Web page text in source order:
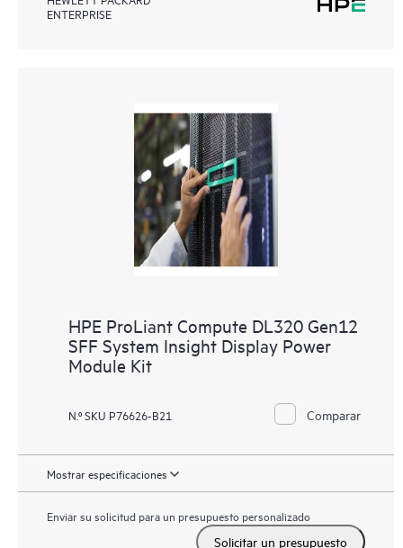
ENTERPRISE
HPE ProLiant Compute DL320 Gen12
SFF System Insight Display Power
Module Kit
N.º SKU P76626-B21 Comparar
Mostrar especificaciones
Enviar su solicitud para un presupuesto personalizado
Solicitar un presupuesto